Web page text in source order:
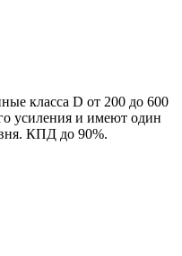
класса D от 200 до 600
усиления и имеют один
КПД до 90%.